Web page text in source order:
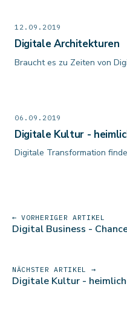
12.09.2019
Digitale Architekturen
Braucht es zu Zeiten von
06.09.2019
Digitale Kultur -
Digitale Transformation
← VORHERIGER ARTIKEL
Digital Business -
NÄCHSTER ARTIKEL →
Digitale Kultur -